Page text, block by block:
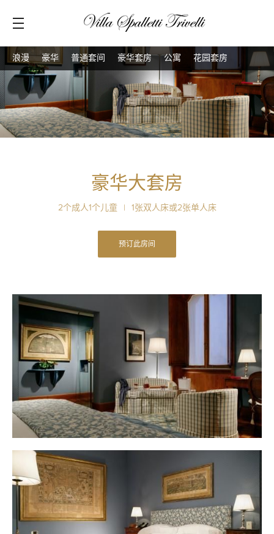
浪漫 豪华 普通套间 豪华套房 公寓 花园套房
豪华大套房
2个成人1个儿童 1张双人床或2张单人床
预订此房间